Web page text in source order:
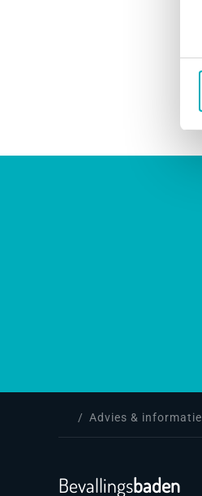
Advies & informatie
Bevallingsbaden